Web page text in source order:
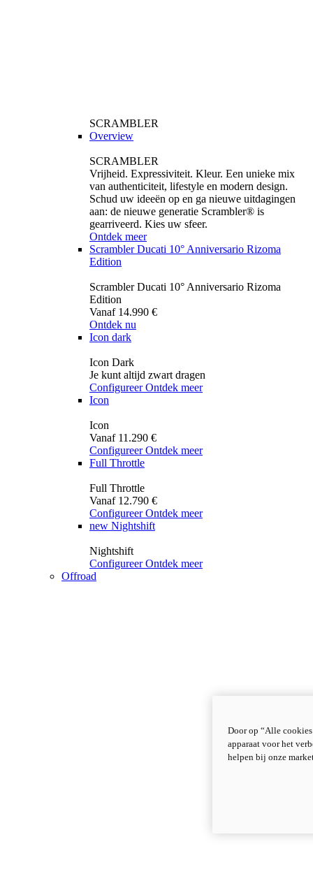
SCRAMBLER
Overview
SCRAMBLER
Vrijheid. Expressiviteit. Kleur. Een unieke mix
van authenticiteit, lifestyle en modern design.
Schud uw ideeën op en ga nieuwe uitdagingen
aan: de nieuwe generatie Scrambler® is
gearriveerd. Kies uw sfeer.
Ontdek meer
Scrambler Ducati 10° Anniversario Rizoma
Edition
Scrambler Ducati 10° Anniversario Rizoma
Edition
Vanaf 14.990 €
Ontdek nu
Icon dark
Icon Dark
Je kunt altijd zwart dragen
Configureer Ontdek meer
Icon
Icon
Vanaf 11.290 €
Configureer Ontdek meer
Full Throttle
Full Throttle
Vanaf 12.790 €
Configureer Ontdek meer
new Nightshift
Nightshift
Configureer Ontdek meer
Offroad
Door op “Alle
apparaat voor het
helpen bij onze